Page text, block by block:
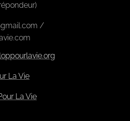
/
La Vie
La Vie